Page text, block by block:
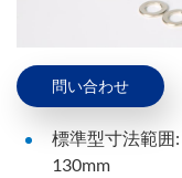
問い合わせ
標準型寸法範囲
130mm